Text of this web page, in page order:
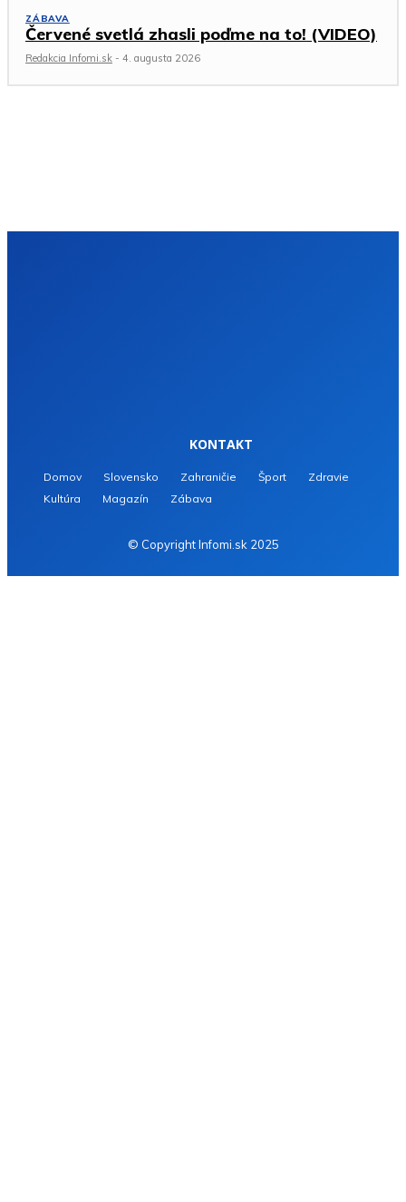
ZÁBAVA
Červené svetlá zhasli poďme na to! (VIDEO)
Redakcia Infomi.sk - 4. augusta 2026
KONTAKT
Domov Slovensko Zahraničie Šport
Zdravie
Kultúra
Magazín Zábava
© Copyright Infomi.sk 2025